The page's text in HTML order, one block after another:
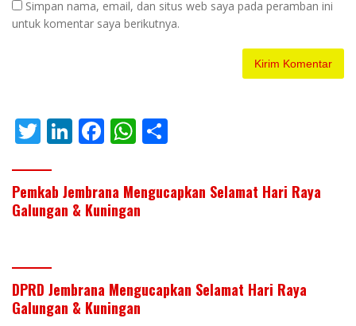
Simpan nama, email, dan situs web saya pada peramban ini
untuk komentar saya berikutnya.
T
itt
er
Li
k
e
F
e
b
k
W
at
s
p
ar
e
Pemkab Jembrana Mengucapkan Selamat Hari Raya
Galungan & Kuningan
DPRD Jembrana Mengucapkan Selamat Hari Raya
Galungan & Kuningan